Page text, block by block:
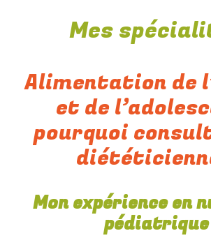
Mes
Alimentation de
et de
pourquoi
Mon expérience en
pédiatrique